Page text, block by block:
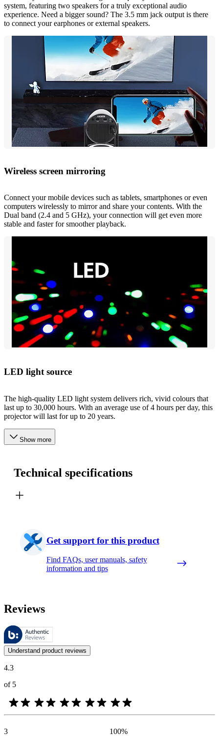
system, featuring two speakers for a truly exceptional audio
experience. Need a bigger sound? The 3.5 mm jack output is there
to connect your earphones or external speakers.
Wireless screen mirroring
Connect your mobile devices such as tablets, smartphones or even
computers wirelessly to mirror and share your contents. With the
Dual band (2.4 and 5 GHz), your connection will get even more
stable and faster for smoother playback.
LED light source
The high-quality LED light system delivers rich, vivid colours that
last up to 30,000 hours. With an average use of 4 hours per day, this
projector will last for up to 20 years.
Show more
Technical specifications
Get support for this product
Find FAQs, user manuals, safety
information and tips
Reviews
These reviews are managed by Bazaarvoice and comply with the
Customer opinions in the form of product and star ratings are useful
Understand product reviews
4.3
of 5
3
100%